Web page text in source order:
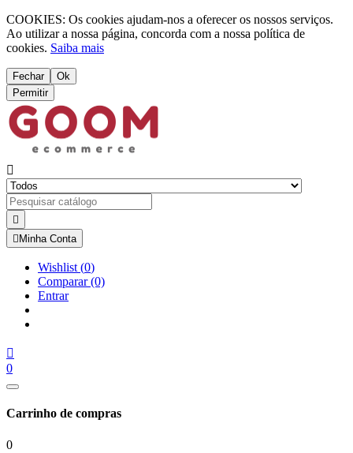
COOKIES: Os cookies ajudam-nos a oferecer os nossos serviços.
Ao utilizar a nossa página, concorda com a nossa política de
cookies. Saiba mais
Fechar
Ok
Permitir


 Minha Conta
Wishlist (0)
Comparar(0)
Entrar

0
Carrinho de compras
0